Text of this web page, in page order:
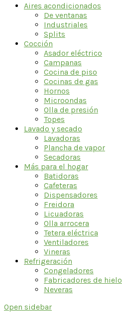
Aires acondicionados
De ventanas
Industriales
Splits
Cocción
Asador eléctrico
Campanas
Cocina de piso
Cocinas de gas
Hornos
Microondas
Olla de presión
Topes
Lavado y secado
Lavadoras
Plancha de vapor
Secadoras
Más para el hogar
Batidoras
Cafeteras
Dispensadores
Freidora
Licuadoras
Olla arrocera
Tetera eléctrica
Ventiladores
Vineras
Refrigeración
Congeladores
Fabricadores de hielo
Neveras
Open sidebar